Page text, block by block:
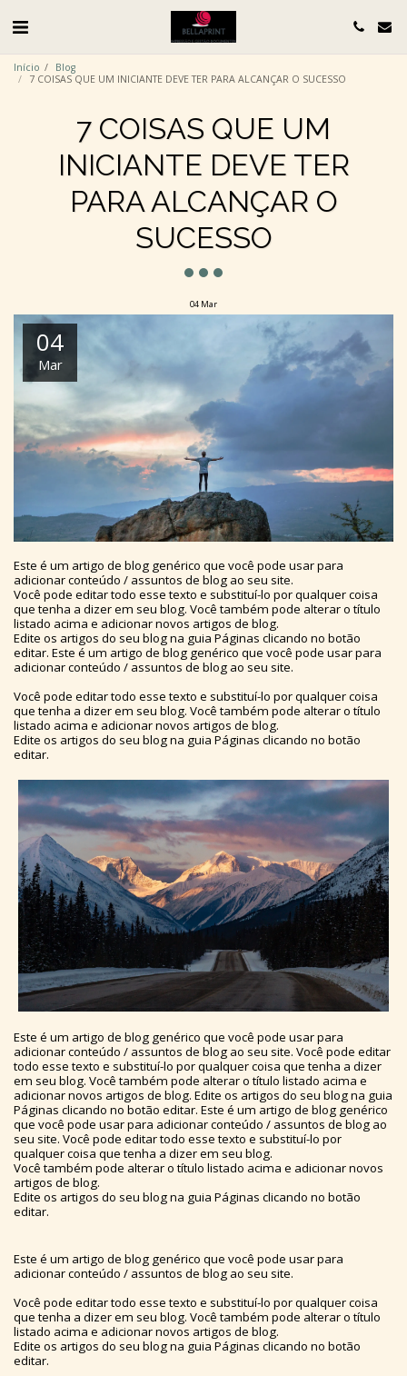
Início
Blog
7 COISAS QUE UM INICIANTE DEVE TER PARA ALCANÇAR O SUCESSO
7 COISAS QUE UM
INICIANTE DEVE TER
PARA ALCANÇAR O
SUCESSO
04 Mar
04
Mar
Este é um artigo de blog genérico que você pode usar para
adicionar conteúdo / assuntos de blog ao seu site.
Você pode editar todo esse texto e substituí-lo por qualquer coisa
que tenha a dizer em seu blog. Você também pode alterar o título
listado acima e adicionar novos artigos de blog.
Edite os artigos do seu blog na guia Páginas clicando no botão
editar. Este é um artigo de blog genérico que você pode usar para
adicionar conteúdo / assuntos de blog ao seu site.
Você pode editar todo esse texto e substituí-lo por qualquer coisa
que tenha a dizer em seu blog. Você também pode alterar o título
listado acima e adicionar novos artigos de blog.
Edite os artigos do seu blog na guia Páginas clicando no botão
editar.
Este é um artigo de blog genérico que você pode usar para
adicionar conteúdo / assuntos de blog ao seu site. Você pode editar
todo esse texto e substituí-lo por qualquer coisa que tenha a dizer
em seu blog. Você também pode alterar o título listado acima e
adicionar novos artigos de blog. Edite os artigos do seu blog na guia
Páginas clicando no botão editar. Este é um artigo de blog genérico
que você pode usar para adicionar conteúdo / assuntos de blog ao
seu site. Você pode editar todo esse texto e substituí-lo por
qualquer coisa que tenha a dizer em seu blog.
Você também pode alterar o título listado acima e adicionar novos
artigos de blog.
Edite os artigos do seu blog na guia Páginas clicando no botão
editar.
Este é um artigo de blog genérico que você pode usar para
adicionar conteúdo / assuntos de blog ao seu site.
Você pode editar todo esse texto e substituí-lo por qualquer coisa
que tenha a dizer em seu blog. Você também pode alterar o título
listado acima e adicionar novos artigos de blog.
Edite os artigos do seu blog na guia Páginas clicando no botão
editar.